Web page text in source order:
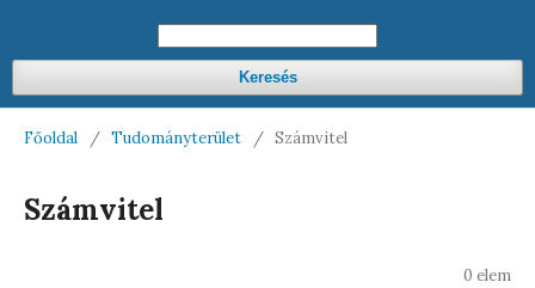
Keresés
Főoldal / Tudományterület / Számvitel
Számvitel
0 elem